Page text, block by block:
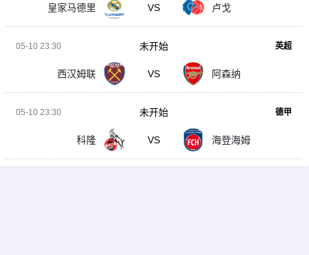
皇家马德里 VS 卢戈
05-10 23:30 英超
西汉姆联 VS 阿森纳
未开始
05-10 23:30 德甲
科隆 VS 海登海姆
未开始